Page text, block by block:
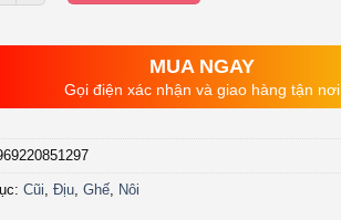
MUA NGAY
Gọi điện xác nhận và giao hàng tận nơi
Cũi, Địu, Ghế, Nôi